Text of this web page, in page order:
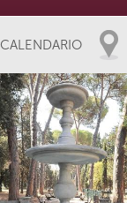
CALENDARIO